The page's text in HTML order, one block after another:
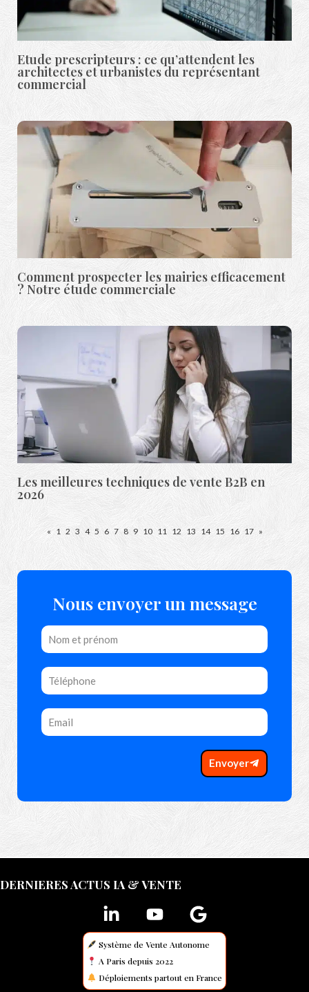
Etude prescripteurs : ce qu’attendent les
architectes et urbanistes du représentant
commercial
Comment prospecter les mairies efficacement
? Notre étude commerciale
Les meilleures techniques de vente B2B en
2026
« 1 2 3 4 5 6 7 8 9 10 11 12 13 14 15 16 17 »
Nous envoyer un message
Envoyer
DERNIERES ACTUS IA & VENTE
Système de Vente Autonome
A Paris depuis 2022
Déploiements partout en France